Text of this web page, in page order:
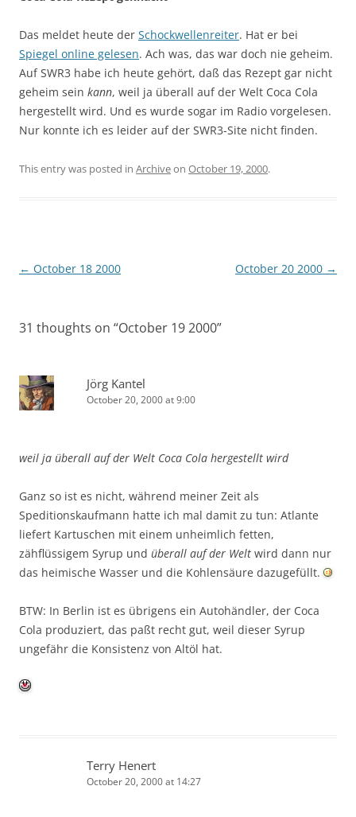
Das meldet heute der Schockwellenreiter. Hat er bei
Spiegel online gelesen. Ach was, das war doch nie geheim.
Auf SWR3 habe ich heute gehört, daß das Rezept gar nicht
geheim sein kann, weil ja überall auf der Welt Coca Cola
hergestellt wird. Und es wurde sogar im Radio vorgelesen.
Nur konnte ich es leider auf der SWR3-Site nicht finden.
This entry was posted in Archiveon October 19, 2000.
Post
← October 18 2000 October 20 2000 →
31 thoughts on “October 19 2000”
Jörg Kantel
October 20, 2000 at 9:00
weil ja überall auf der Welt Coca Cola hergestellt wird
Ganz so ist es nicht, während meiner Zeit als
Speditionskaufmann hatte ich mal damit zu tun: Atlante
liefert Kartuschen mit einem unheimlich fetten,
zähflüssigem Syrup und überall auf der Welt wird dann nur
das heimische Wasser und die Kohlensäure dazugefüllt.
BTW: In Berlin ist es übrigens ein Autohändler, der Coca
Cola produziert, das paßt recht gut, weil dieser Syrup
ungefähr die Konsistenz von Altöl hat.
Terry Henert
October 20, 2000 at 14:27